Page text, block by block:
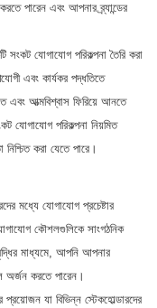
পারেন এবং আপনার ব্র্যান্ডের
যোগাযোগ পরিকল্পনা তৈরি করা
এবং কার্যকর পদ্ধতিতে
এবং আত্মবিশ্বাস ফিরিয়ে আনতে
যোগাযোগ পরিকল্পনা নিয়মিত
করা যেতে পারে।
মধ্যে যোগাযোগ প্রচেষ্টার
কৌশলগুলিকে সাংগঠনিক
মাধ্যমে, আপনি আপনার
অর্জন করতে পারেন।
যা বিভিন্ন স্টেকহোল্ডারদের